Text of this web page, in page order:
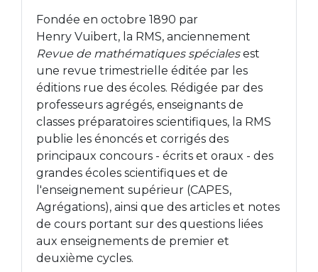
Fondée en octobre 1890 par
Henry Vuibert, la RMS, anciennement
Revue de mathématiques spécialesest
une revue trimestrielle éditée par les
éditions rue des écoles. Rédigée par des
professeurs agrégés, enseignants de
classes préparatoires scientifiques, la RMS
publie les énoncés et corrigés des
principaux concours - écrits et oraux - des
grandes écoles scientifiques et de
l'enseignement supérieur (CAPES,
Agrégations), ainsi que des articles et notes
de cours portant sur des questions liées
aux enseignements de premier et
deuxième cycles.